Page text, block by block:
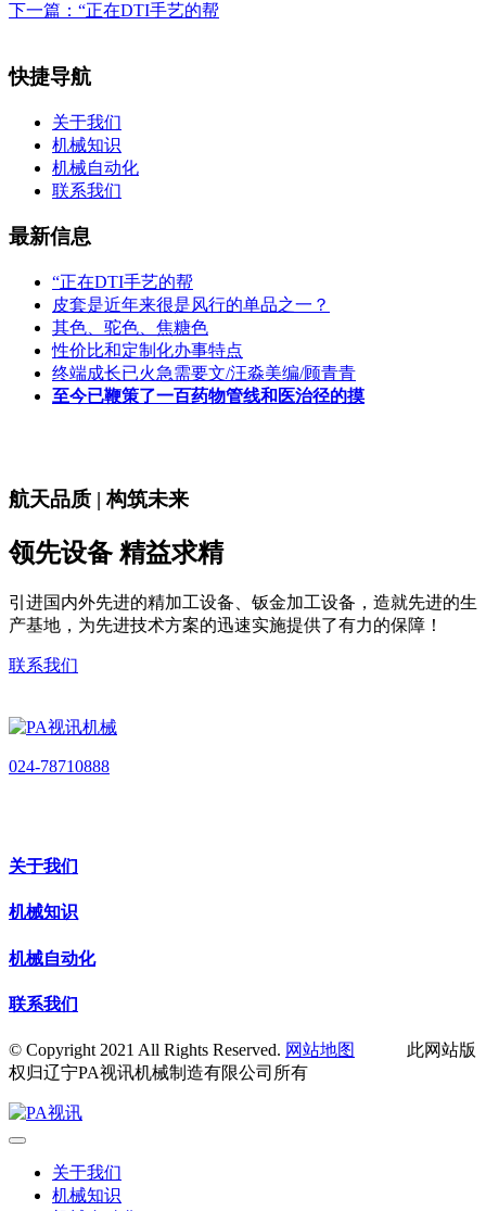
下一篇： “正在DTI手艺的帮
快捷导航
关于我们
机械知识
机械自动化
联系我们
最新信息
“正在DTI手艺的帮
皮套是近年来很是风行的单品之一？
其色、驼色、焦糖色
性价比和定制化办事特点
终端成长已火急需要文/汪淼美编/顾青青
至今已鞭策了一百药物管线和医治径的摸
航天品质 | 构筑未来
领先设备 精益求精
引进国内外先进的精加工设备、钣金加工设备，造就先进的生
产基地，为先进技术方案的迅速实施提供了有力的保障！
联系我们
024-78710888
关于我们
机械知识
机械自动化
联系我们
© Copyright 2021 All Rights Reserved. 网站地图
此网站版
权归辽宁PA视讯机械制造有限公司所有
关于我们
机械知识